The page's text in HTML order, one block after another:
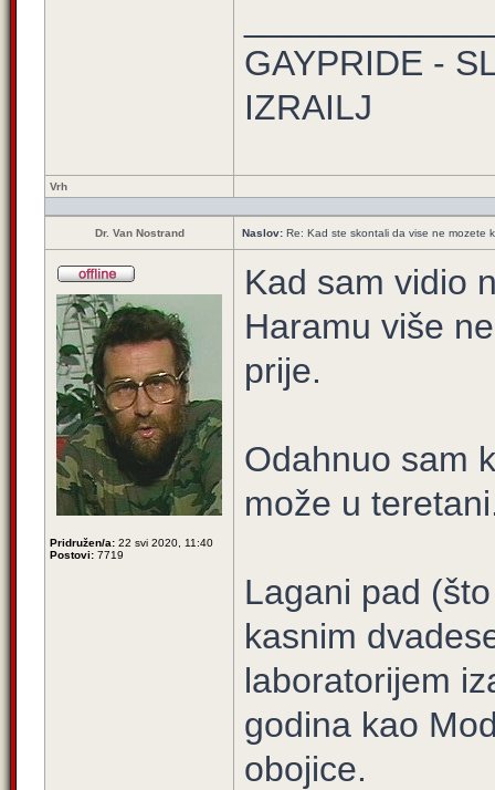
GAYPRIDE -
IZRAILJ
Vrh
Dr. Van Nostrand Naslov: Re: Kad ste skontali da vise ne mozete
Pridružen/a: 22 svi 2020, 11:40
Postovi: 7719
Kad sam vidio
Haramu više
prije.
Odahnuo sam
može u
Lagani pad
kasnim
laboratorijem
godina kao
obojice.